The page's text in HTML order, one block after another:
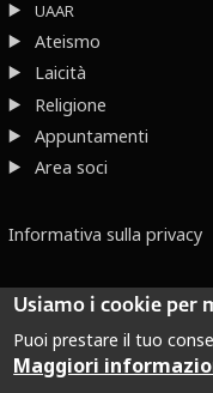
UAAR
Ateismo
Laicità
Religione
Appuntamenti
Area soci
Informativa sulla privacy
Dove non
Usiamo i cookie per
Puoi prestare il tuo
Maggiori